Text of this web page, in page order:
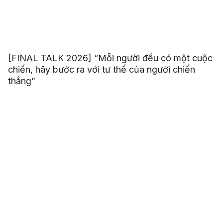
[FINAL TALK 2026] “Mỗi người đều có một cuộc
chiến, hãy bước ra với tư thế của người chiến
thắng”